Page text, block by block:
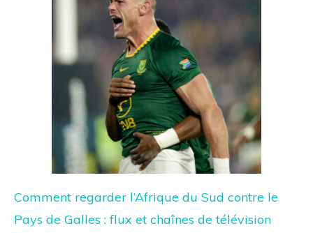
Comment regarder l’Afrique du Sud contre le
Pays de Galles : flux et chaînes de télévision